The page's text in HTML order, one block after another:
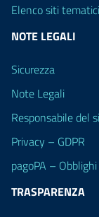
Elenco siti tematici
NOTE LEGALI
Sicurezza
Note Legali
Responsabile del
Privacy – GDPR
pagoPA –
TRASPARENZA